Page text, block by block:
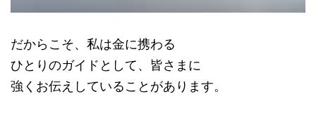
だからこそ、私は金に携わる
ひとりのガイドとして、皆さまに
強くお伝えしていることがあります。